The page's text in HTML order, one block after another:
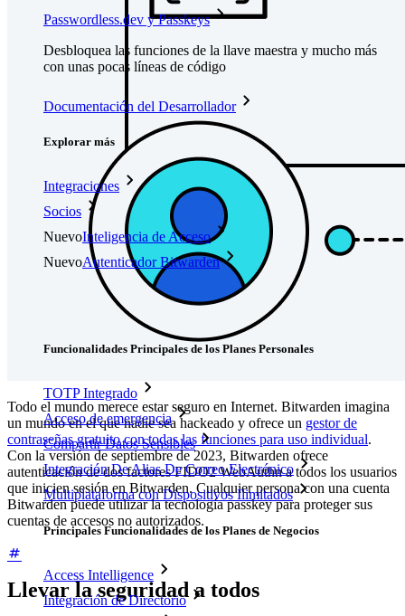
Passwordless.dev y Passkeys
Desbloquea las funciones de la llave maestra y mucho más
con unas pocas líneas de código
Documentación del Desarrollador
Explorar más
Integraciones
Socios
NuevoInteligencia de Acceso
NuevoAutenticador Bitwarden
Herramientas & Funcionalidades
Funcionalidades Principales de los Planes Personales
TOTP Integrado
Acceso de emergencia
Compartir Datos Sensibles
Integración De Alias De Correo Electrónico
Multiplataforma con Dispositivos Ilimitados
Principales Funcionalidades de los Planes de Negocios
Access Intelligence
Integración de Directorio
Todo el mundo merece estar seguro en Internet. Bitwarden imagina
un mundo en el que nadie sea hackeado y ofrece un gestor de
contraseñas gratuito con todas las funciones para uso individual.
Con la versión de septiembre de 2023, Bitwarden ofrece
autenticación de dos factores FIDO2 WebAuthn a todos los usuarios
que inicien sesión en Bitwarden. Cualquier persona con una cuenta
Bitwarden puede utilizar la tecnología passkey para proteger sus
cuentas de accesos no autorizados.
Llevar la seguridad a todos